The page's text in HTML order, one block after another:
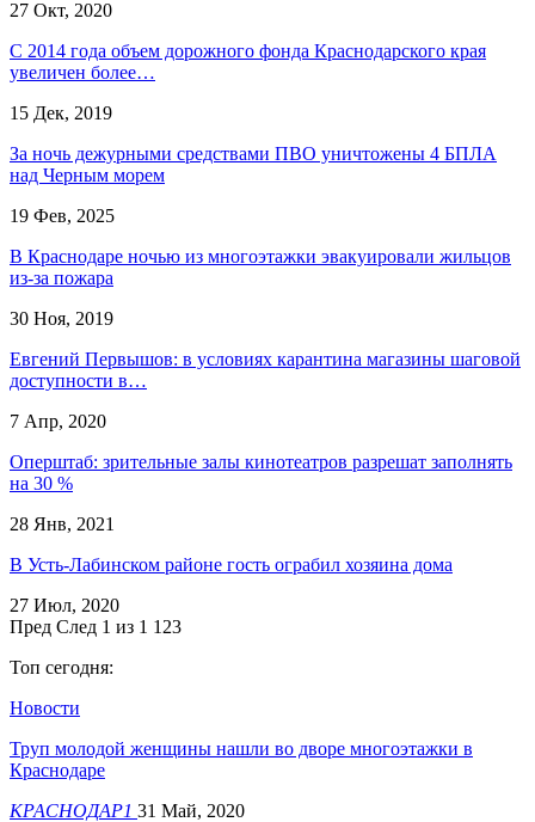
27 Окт, 2020
С 2014 года объем дорожного фонда Краснодарского края
увеличен более…
15 Дек, 2019
За ночь дежурными средствами ПВО уничтожены 4 БПЛА
над Черным морем
19 Фев, 2025
В Краснодаре ночью из многоэтажки эвакуировали жильцов
из-за пожара
30 Ноя, 2019
Евгений Первышов: в условиях карантина магазины шаговой
доступности в…
7 Апр, 2020
Оперштаб: зрительные залы кинотеатров разрешат заполнять
на 30 %
28 Янв, 2021
В Усть-Лабинском районе гость ограбил хозяина дома
27 Июл, 2020
Пред След 1 из 1 123
Топ сегодня:
Новости
Труп молодой женщины нашли во дворе многоэтажки в
Краснодаре
КРАСНОДАР1 31 Май, 2020